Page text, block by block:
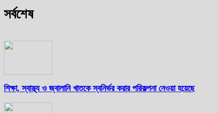
সর্বশেষ
শিক্ষা, স্বাস্থ্য ও জ্বালানি খাতকে স্বনির্ভর করার পরিকল্পনা নেওয়া হয়েছে